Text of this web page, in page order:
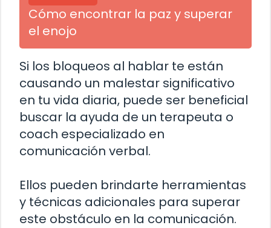
Cómo encontrar la paz y superar
el enojo
Si los bloqueos al hablar te están
causando un malestar significativo
en tu vida diaria, puede ser beneficial
buscar la ayuda de un terapeuta o
coach especializado en
comunicación verbal.
Ellos pueden brindarte herramientas
y técnicas adicionales para superar
este obstáculo en la comunicación.